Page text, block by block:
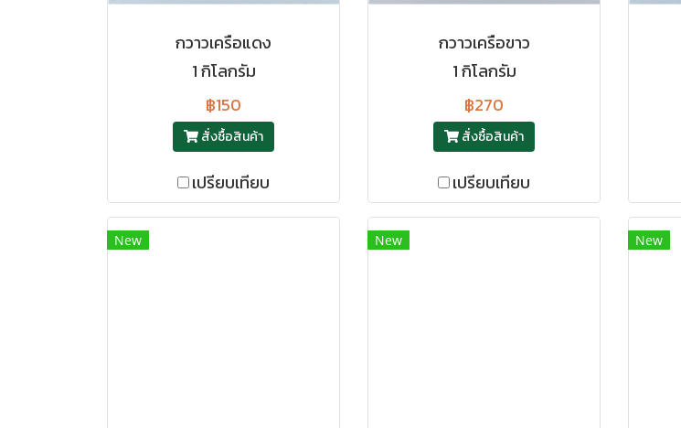
กวาวเครือแดง
1 กิโลกรัม
฿150
สั่งซื้อสินค้า
เปรียบเทียบ
กวาวเครือขาว
1 กิโลกรัม
฿270
สั่งซื้อสินค้า
เปรียบเทียบ
New New New